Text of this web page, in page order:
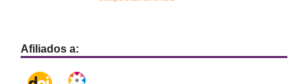
Afiliados a: